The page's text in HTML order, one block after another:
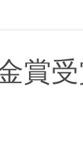
賞受